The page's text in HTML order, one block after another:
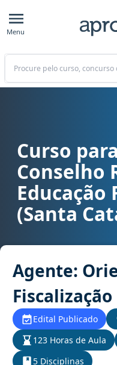
Menu
Buscar
Curso para concurso CREF
Curso
Conselho
Educação
(Santa
Agente:
Fiscalização
Edital Publicado
123 Horas de Aula
5 Disciplinas